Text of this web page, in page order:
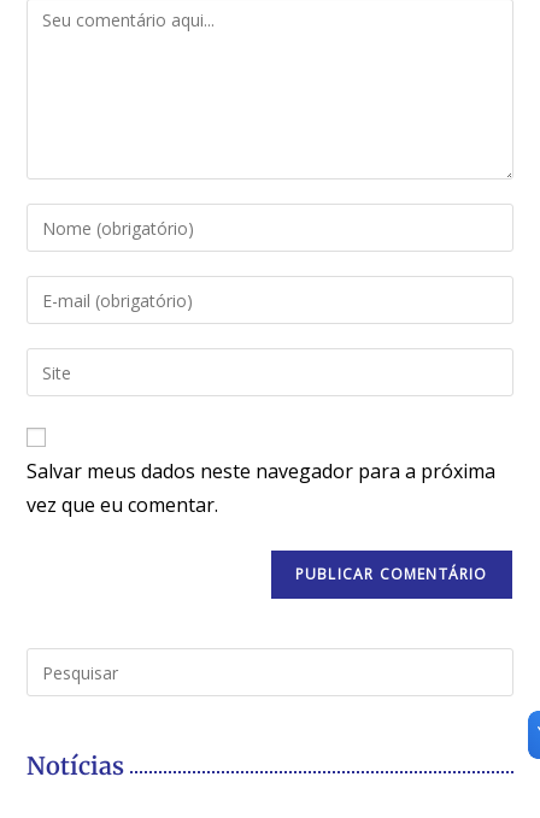
Salvar meus dados neste navegador para a próxima
vez que eu comentar.
Notícias